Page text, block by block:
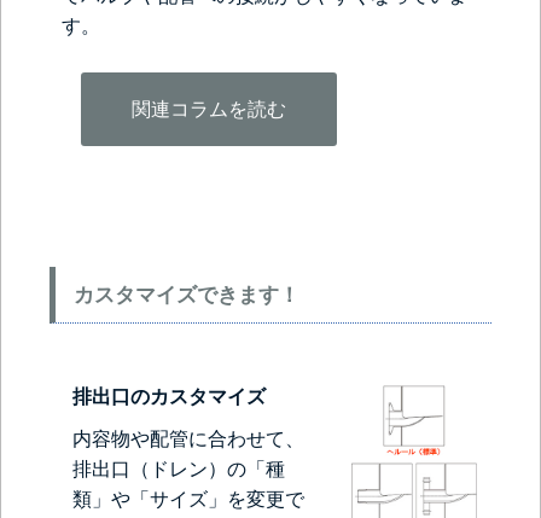
す。
関連コラムを読む
カスタマイズできます！
排出口のカスタマイズ
内容物や配管に合わせて、
排出口（ドレン）の「種
類」や「サイズ」を変更で